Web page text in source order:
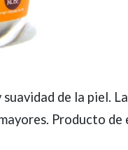
de la piel.
Producto